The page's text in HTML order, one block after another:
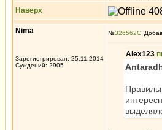
Наверх
Nima
Зарегистрирован: 25.11.2014
Суждений: 2905
№326562
Alex123